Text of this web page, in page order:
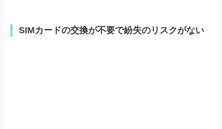
SIMカードの交換が不要で紛失のリスクがない